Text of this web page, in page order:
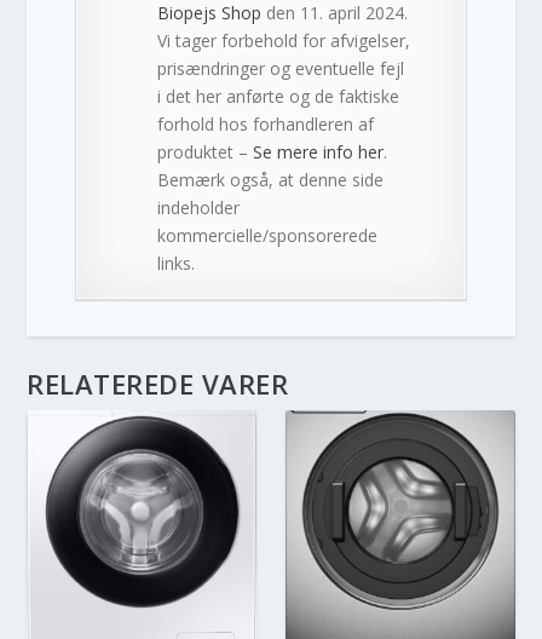
Biopejs Shop den 11. april 2024.
Vi tager forbehold for afvigelser,
prisændringer og eventuelle fejl
i det her anførte og de faktiske
forhold hos forhandleren af
produktet –Se mere info her.
Bemærk også, at denne side
indeholder
kommercielle/sponsorerede
links.
RELATEREDE VARER